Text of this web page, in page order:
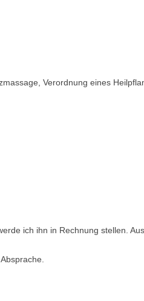
Verordnung eines
ich ihn in Rechnung stellen.